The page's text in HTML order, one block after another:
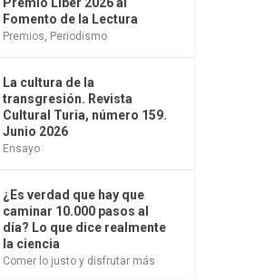
Fomento de la Lectura
Premios Periodismo
La cultura de la
transgresión. Revista
Cultural Turia, número 159.
Junio 2026
Ensayo
¿Es verdad que hay que
caminar 10.000 pasos al
día? Lo que dice realmente
la ciencia
Comer lo justo y disfrutar más